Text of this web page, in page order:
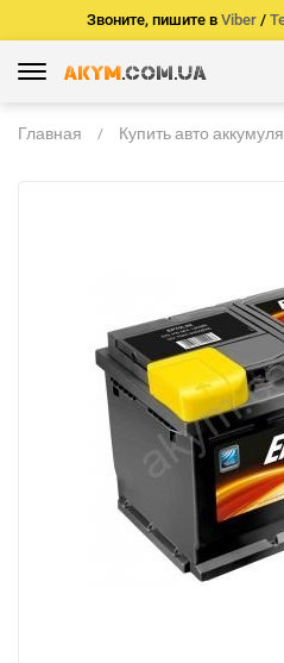
Звоните, пишите в Viber /
Главная Купить авто